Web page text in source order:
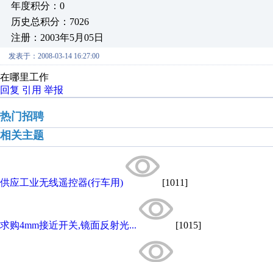
年度积分：0
历史总积分：7026
注册：2003年5月05日
发表于：2008-03-14 16:27:00
在哪里工作
回复 引用 举报
热门招聘
相关主题
供应工业无线遥控器(行车用) [1011]
求购4mm接近开关,镜面反射光... [1015]